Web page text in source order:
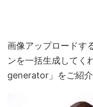
画像アップロードす
ンを一括生成してく
generator」をご紹介